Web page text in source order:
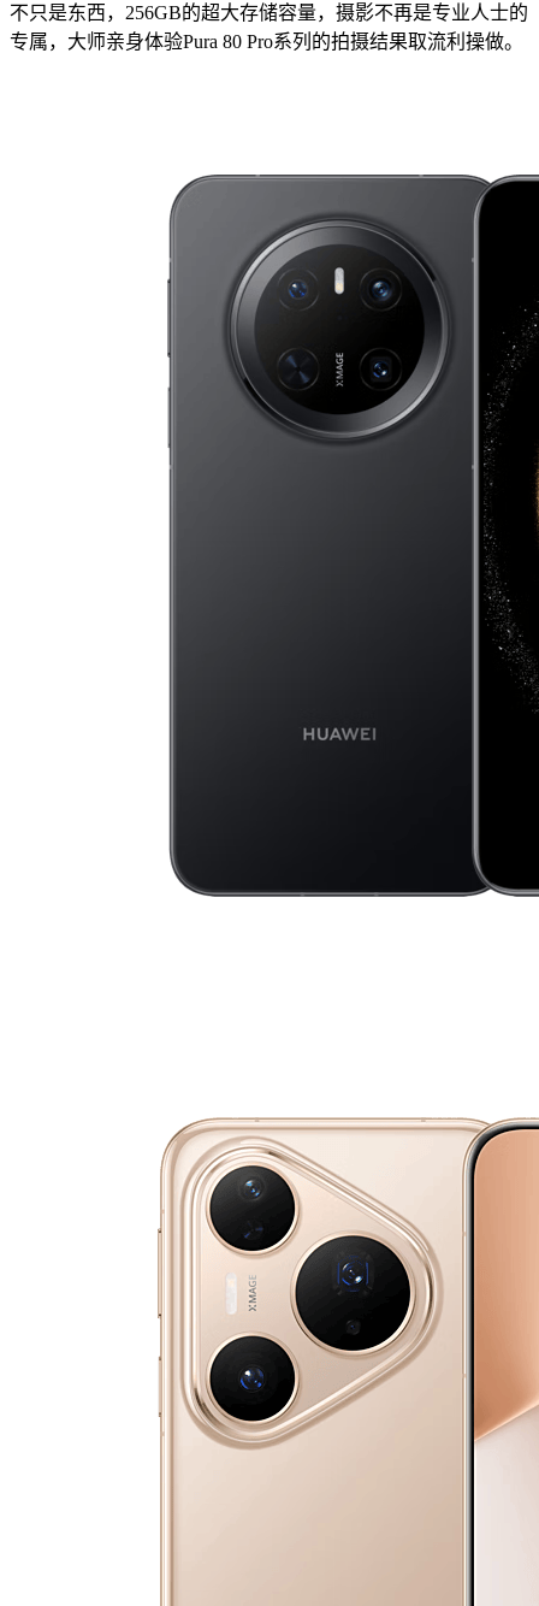
不只是东西，256GB的超大存储容量，摄影不再是专业人士的
专属，大师亲身体验Pura 80 Pro系列的拍摄结果取流利操做。